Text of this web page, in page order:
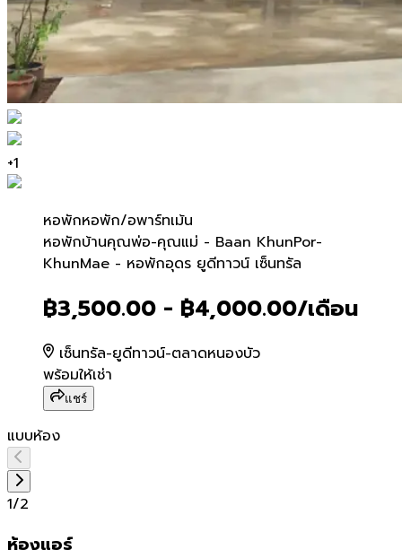
+1
หอพักหอพัก/อพาร์ทเม้น
หอพักบ้านคุณพ่อ-คุณแม่ -
หอพักบ้านคุณพ่อ-คุณแม่ - Baan KhunPor-
KhunMae - หอพักอุดร ยูดีทาวน์ เซ็นทรัล
฿3,500.00 - ฿4,000.00/เดือน
เซ็นทรัล-ยูดีทาวน์-ตลาดหนองบัว
พร้อมให้เช่า
แชร์
แบบห้อง
1/2
ห้องแอร์